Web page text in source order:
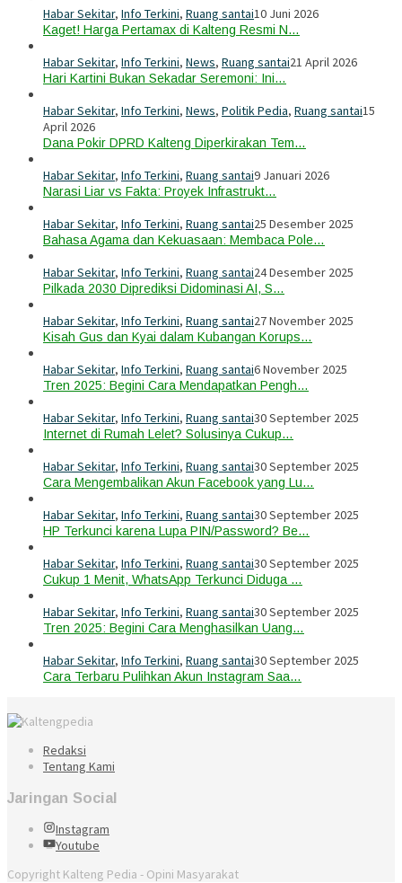
Habar Sekitar, Info Terkini, Ruang santai10 Juni 2026
Kaget! Harga Pertamax di Kalteng Resmi N…
Habar Sekitar, Info Terkini, News, Ruang santai21 April 2026
Hari Kartini Bukan Sekadar Seremoni: Ini…
Habar Sekitar, Info Terkini, News, Politik Pedia, Ruang santai15
April 2026
Dana Pokir DPRD Kalteng Diperkirakan Tem…
Habar Sekitar, Info Terkini, Ruang santai9 Januari 2026
Narasi Liar vs Fakta: Proyek Infrastrukt…
Habar Sekitar, Info Terkini, Ruang santai25 Desember 2025
Bahasa Agama dan Kekuasaan: Membaca Pole…
Habar Sekitar, Info Terkini, Ruang santai24 Desember 2025
Pilkada 2030 Diprediksi Didominasi AI, S…
Habar Sekitar, Info Terkini, Ruang santai27 November 2025
Kisah Gus dan Kyai dalam Kubangan Korups…
Habar Sekitar, Info Terkini, Ruang santai6 November 2025
Tren 2025: Begini Cara Mendapatkan Pengh…
Habar Sekitar, Info Terkini, Ruang santai30 September 2025
Internet di Rumah Lelet? Solusinya Cukup…
Habar Sekitar, Info Terkini, Ruang santai30 September 2025
Cara Mengembalikan Akun Facebook yang Lu…
Habar Sekitar, Info Terkini, Ruang santai30 September 2025
HP Terkunci karena Lupa PIN/Password? Be…
Habar Sekitar, Info Terkini, Ruang santai30 September 2025
Cukup 1 Menit, WhatsApp Terkunci Diduga …
Habar Sekitar, Info Terkini, Ruang santai30 September 2025
Tren 2025: Begini Cara Menghasilkan Uang…
Habar Sekitar, Info Terkini, Ruang santai30 September 2025
Cara Terbaru Pulihkan Akun Instagram Saa…
Redaksi
Tentang Kami
Jaringan Social
Instagram
Youtube
Copyright Kalteng Pedia - Opini Masyarakat